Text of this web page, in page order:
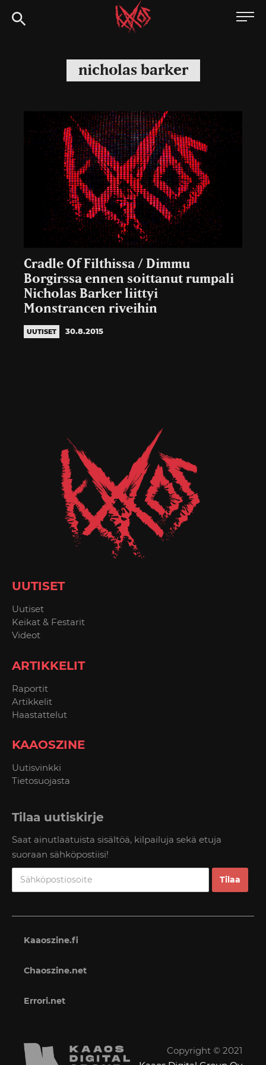
Siirry
suoraan
Kaaoszine
nicholas barker
Cradle Of Filthissa / Dimmu
Borgirssa ennen soittanut rumpali
Nicholas Barker liittyi
Monstrancen riveihin
UUTISET 30.8.2015
UUTISET
Uutiset
Keikat & Festarit
Videot
ARTIKKELIT
Raportit
Artikkelit
Haastattelut
KAAOSZINE
Uutisvinkki
Tietosuojasta
Tilaa uutiskirje
Saat ainutlaatuista sisältöä, kilpailuja sekä etuja
suoraan sähköpostiisi!
Kaaoszine.fi
Chaoszine.net
Errori.net
Copyright © 2021